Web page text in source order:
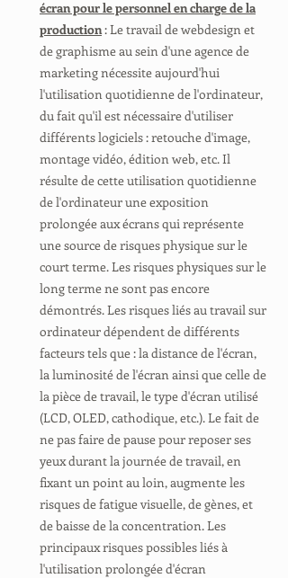
écran pour le personnel en charge de la
production: Le travail de webdesign et
de graphisme au sein d'une agence de
marketing nécessite aujourd'hui
l'utilisation quotidienne de l'ordinateur,
du fait qu'il est nécessaire d'utiliser
différents logiciels : retouche d'image,
montage vidéo, édition web, etc. Il
résulte de cette utilisation quotidienne
de l'ordinateur une exposition
prolongée aux écrans qui représente
une source de risques physique sur le
court terme. Les risques physiques sur le
long terme ne sont pas encore
démontrés. Les risques liés au travail sur
ordinateur dépendent de différents
facteurs tels que : la distance de l'écran,
la luminosité de l'écran ainsi que celle de
la pièce de travail, le type d'écran utilisé
(LCD, OLED, cathodique, etc.). Le fait de
ne pas faire de pause pour reposer ses
yeux durant la journée de travail, en
fixant un point au loin, augmente les
risques de fatigue visuelle, de gènes, et
de baisse de la concentration. Les
principaux risques possibles liés à
l'utilisation prolongée d'écran